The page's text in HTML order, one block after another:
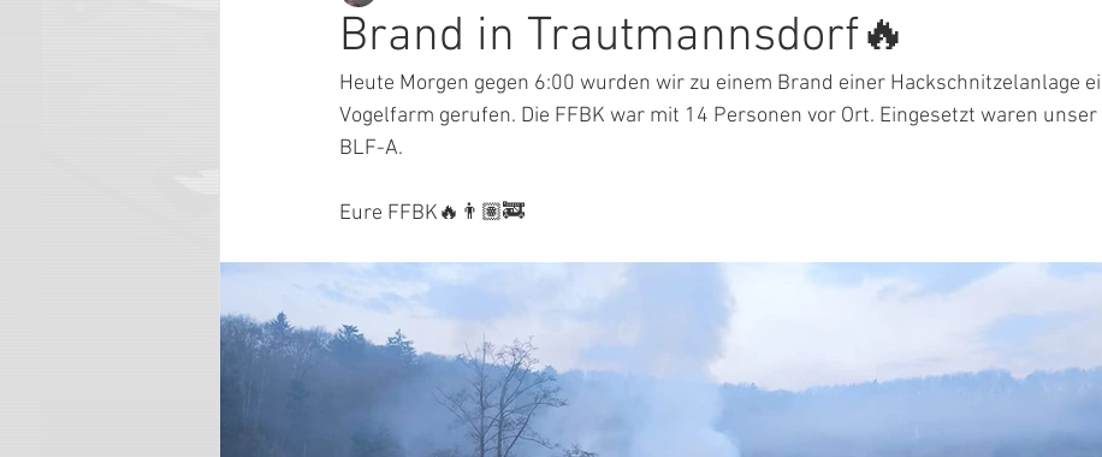
Brand in Trautmannsdorf🔥
Heute Morgen gegen 6:00 wurden wir zu einem Brand einer Hackschnitzelanlage
Vogelfarm gerufen. Die FFBK war mit 14 Personen vor Ort. Eingesetzt waren unser
BLF-A.
Eure FFBK🔥👨🏽‍🚒